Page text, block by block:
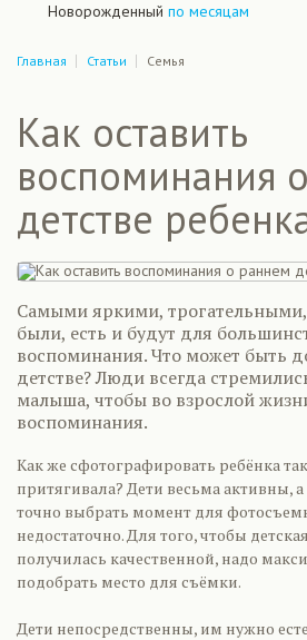
Новорожденный по месяцам
Главная Статьи Семья
Как оставить
воспоминания
детстве
Самыми яркими,
были, есть и будут для
воспоминания. Что может быть
детстве? Люди всегда
малыша, чтобы во взрослой
воспоминания.
Как же сфотографировать ребёнка
притягивала? Дети весьма активны,
точно выбрать момент для
недостаточно. Для того, чтобы
получилась качественной, надо
подобрать место для съёмки.
Дети непосредственны, им нужно